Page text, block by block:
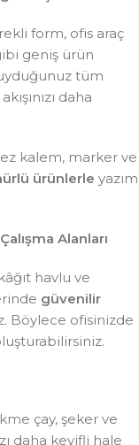
form, ofis araç
geniş ürün
tüm
daha
kalem, marker ve
ürünlerle yazım
Alanları
havlu ve
güvenilir
Böylece ofisinizde
çay, şeker ve
daha keyifli hale